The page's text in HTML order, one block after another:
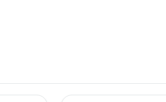
57